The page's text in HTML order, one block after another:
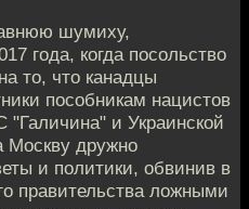
шумиху,
года, когда посольство
то, что канадцы
пособникам нацистов
"Галичина" и Украинской
Москву дружно
и политики, обвинив в
правительства ложными